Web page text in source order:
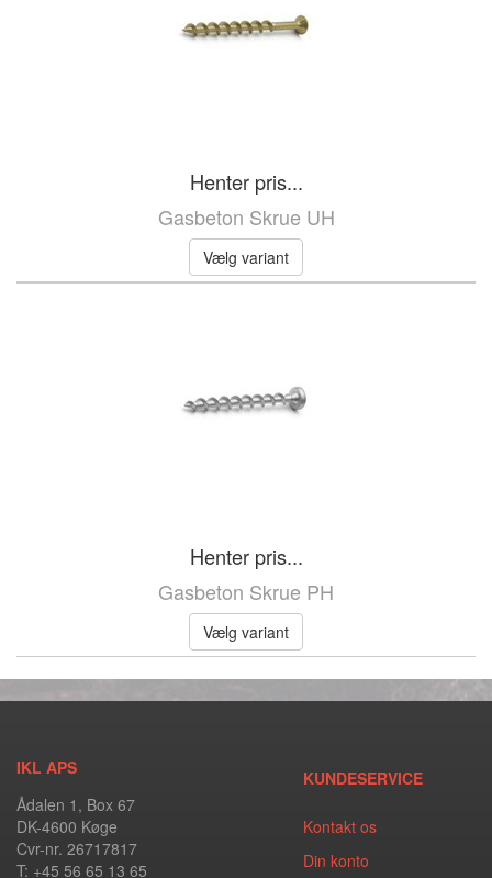
Henter pris...
Gasbeton Skrue UH
Vælg variant
Henter pris...
Gasbeton Skrue PH
Vælg variant
IKL APS
Ådalen 1, Box 67
DK-4600 Køge
Cvr-nr. 26717817
T: +45 56 65 13 65
KUNDESERVICE
Kontakt os
Din konto